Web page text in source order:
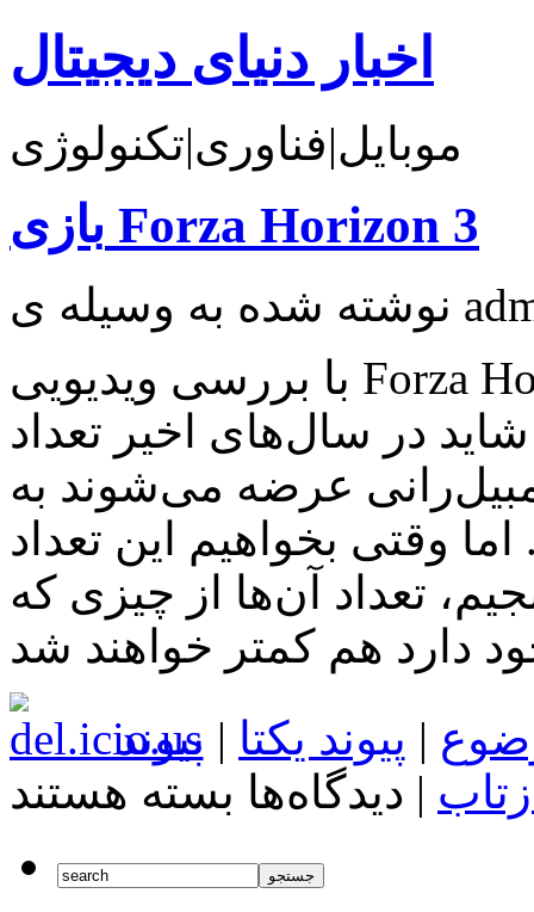
اخبار دنیای دیجیتال
موبایل|فناوری|تکنولوژی
بازی Forza Horizon 3
با بررسی ویدیویی Forza Horizon 3، یکی از مورد انتظارترین
در سال‌های اخیر تعداد
عرضه می‌شوند به
وقتی بخواهیم این تعداد
تعداد آن‌ها از چیزی که
| پیوند یکتا | پیوند
| دیدگاه‌هابرای
بازی
3
بسته هستند